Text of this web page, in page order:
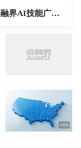
你的投研辅助工具箱来了！金融界AI技能广场，今天开放体验